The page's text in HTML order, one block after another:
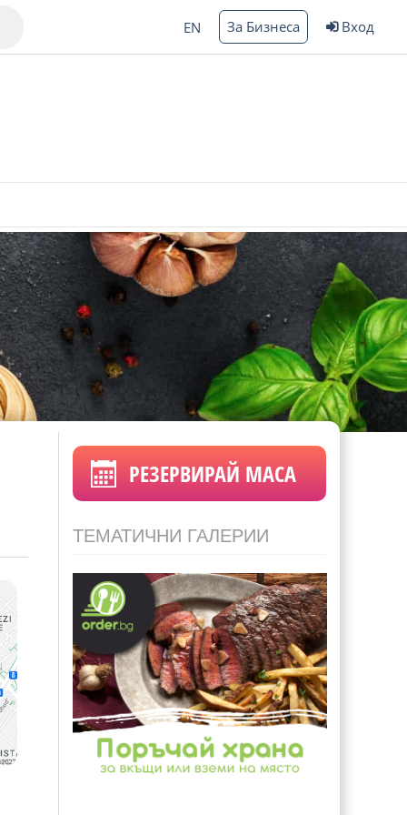
EN За Бизнеса Вход
РЕЗЕРВИРАЙ МАСА
ТЕМАТИЧНИ ГАЛЕРИИ